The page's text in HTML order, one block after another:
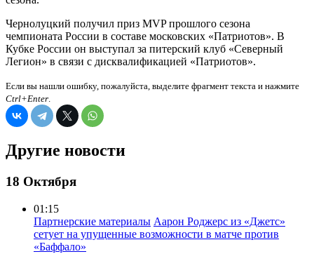
Чернолуцкий получил приз MVP прошлого сезона
чемпионата России в составе московских «Патриотов». В
Кубке России он выступал за питерский клуб «Северный
Легион» в связи с дисквалификацией «Патриотов».
Если вы нашли ошибку, пожалуйста, выделите фрагмент текста и нажмите
Ctrl+Enter.
Другие новости
18 Октября
01:15
Партнерские материалы Аарон Роджерс из «Джетс»
сетует на упущенные возможности в матче против
«Баффало»